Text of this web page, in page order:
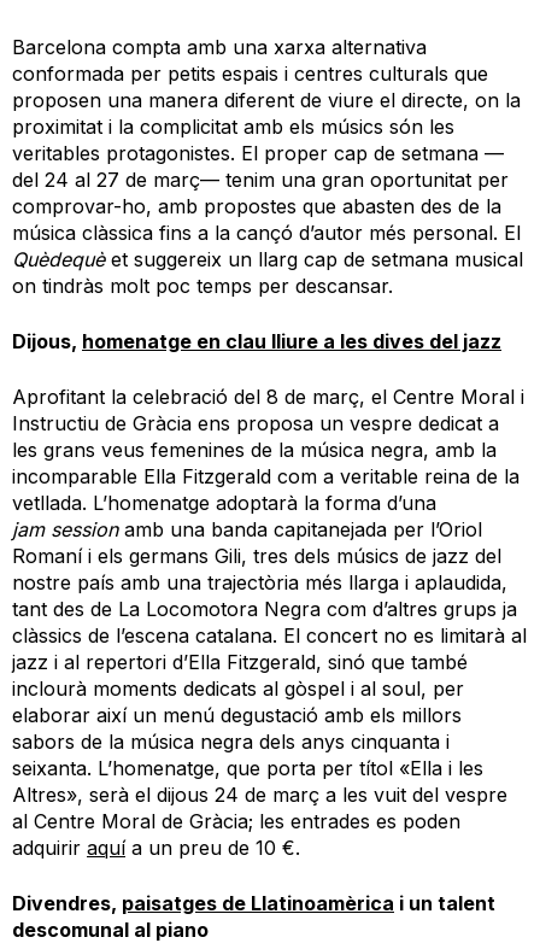
Barcelona compta amb una xarxa alternativa
conformada per petits espais i centres culturals que
proposen una manera diferent de viure el directe, on la
proximitat i la complicitat amb els músics són les
veritables protagonistes. El proper cap de setmana —
del 24 al 27 de març— tenim una gran oportunitat per
comprovar-ho, amb propostes que abasten des de la
música clàssica fins a la cançó d’autor més personal. El
Quèdequè et suggereix un llarg cap de setmana musical
on tindràs molt poc temps per descansar.
Dijous, homenatge en clau lliure a les dives del jazz
Aprofitant la celebració del 8 de març, el Centre Moral i
Instructiu de Gràcia ens proposa un vespre dedicat a
les grans veus femenines de la música negra, amb la
incomparable Ella Fitzgerald com a veritable reina de la
vetllada. L’homenatge adoptarà la forma d’una
jam session amb una banda capitanejada per l’Oriol
Romaní i els germans Gili, tres dels músics de jazz del
nostre país amb una trajectòria més llarga i aplaudida,
tant des de La Locomotora Negra com d’altres grups ja
clàssics de l’escena catalana. El concert no es limitarà al
jazz i al repertori d’Ella Fitzgerald, sinó que també
inclourà moments dedicats al gòspel i al soul, per
elaborar així un menú degustació amb els millors
sabors de la música negra dels anys cinquanta i
seixanta. L’homenatge, que porta per títol «Ella i les
Altres», serà el dijous 24 de març a les vuit del vespre
al Centre Moral de Gràcia; les entrades es poden
adquirir aquía un preu de 10 €.
Divendres, paisatges de Llatinoamèrica i un talent
descomunal al piano